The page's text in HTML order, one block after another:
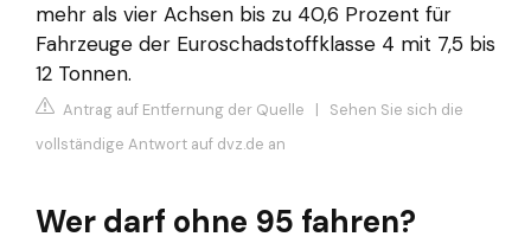
mehr als vier Achsen bis zu 40,6 Prozent für
Fahrzeuge der Euroschadstoffklasse 4 mit 7,5 bis
12 Tonnen.
Antrag auf Entfernung der Quelle | Sehen Sie sich die
vollständige Antwort auf dvz.de an
Wer darf ohne 95 fahren?